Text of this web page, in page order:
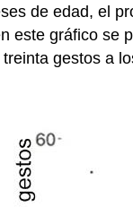
de edad, el
este gráfico se
gestos a